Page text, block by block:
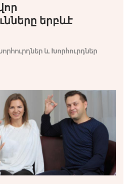
երբևէ
և Խորհուրդներ